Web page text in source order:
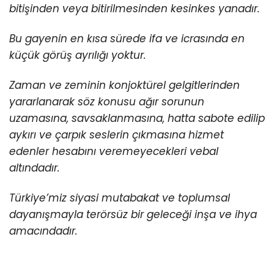
bitişinden veya bitirilmesinden kesinkes yanadır.
Bu gayenin en kısa sürede ifa ve icrasında en
küçük görüş ayrılığı yoktur.
Zaman ve zeminin konjoktürel gelgitlerinden
yararlanarak söz konusu ağır sorunun
uzamasına, savsaklanmasına, hatta sabote edilip
aykırı ve çarpık seslerin çıkmasına hizmet
edenler hesabını veremeyecekleri vebal
altındadır.
Türkiye’miz siyasi mutabakat ve toplumsal
dayanışmayla terörsüz bir geleceği inşa ve ihya
amacındadır.